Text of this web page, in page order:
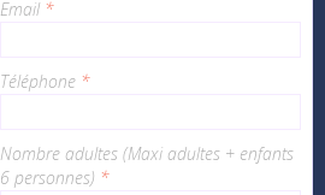
Email *
Téléphone *
Nombre adultes (Maxi adultes + enfants
6 personnes) *